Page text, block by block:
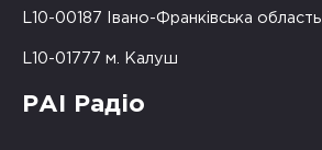
L10-00187 Івано-Франківська область
L10-01777 м. Калуш
РАІ Радіо